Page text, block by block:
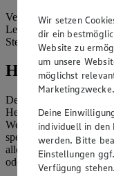
Vertretungsberechtigte:
Lehmann
Stefan Legat
Hinweise
Der Inhalt dieser
Herausgeber gewährt
Website bereitgestellten
speichern und zu
allerdings die
oder Grafiken aus dieser
Wir setzen
dir ein
Website zu
um unsere
möglichst
Marketingzwecke.
Deine
individuell in den
werden. Bitte
Einstellungen
Verfügung